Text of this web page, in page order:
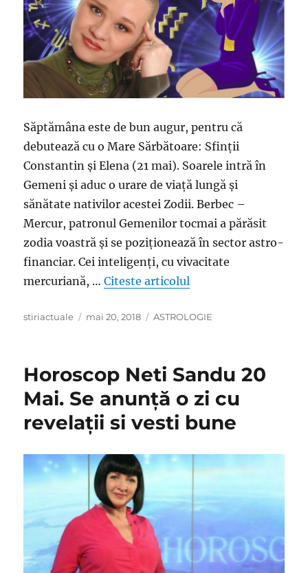
Săptămâna este de bun augur, pentru că
debutează cu o Mare Sărbătoare: Sfinţii
Constantin şi Elena (21 mai). Soarele intră în
Gemeni şi aduc o urare de viaţă lungă şi
sănătate nativilor acestei Zodii. Berbec –
Mercur, patronul Gemenilor tocmai a părăsit
zodia voastră şi se poziţionează în sector astro-
financiar. Cei inteligenţi, cu vivacitate
mercuriană, …Citeste articolul
Author
stiriactuale
Posted
mai 20, 2018 Categories
ASTROLOGIE
Horoscop Neti Sandu 20
Mai. Se anunță o zi cu
revelații si vesti bune